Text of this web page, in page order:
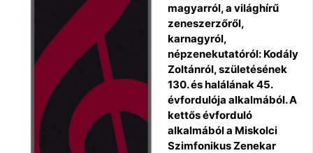
magyarról, a világhírű
zeneszerzőről,
karnagyról,
népzenekutatóról: Kodály
Zoltánról, születésének
130. és halálának 45.
évfordulója alkalmából. A
kettős évforduló
alkalmából a Miskolci
Szimfonikus Zenekar